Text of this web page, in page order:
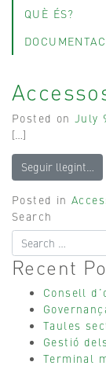
QUÈ ÉS?
Posted onJuly
[…]
Seguir llegint…
Posted in
Search
Recent
Consell
Taules
Gestió
Terminal